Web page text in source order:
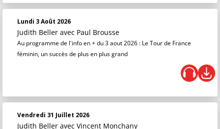
Lundi 3 Août 2026
Judith Beller avec Paul Brousse
Au programme de l'info en + du 3 aout 2026 : Le Tour de France
féminin, un succès de plus en plus grand
Vendredi 31 Juillet 2026
Judith Beller avec Vincent Monchany